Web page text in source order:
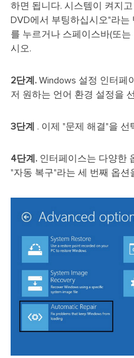
하면 됩니다. 시스템이 켜지
DVD에서 부팅하십시오"라는
를 누르거나 스페이스바(또
시오.
2단계.Windows 설정 인터페
저 원하는 언어 환경 설정을
3단계 . 이제 "문제 해결"을
4단계.인터페이스는 다양한
"자동 복구"라는 세 번째 옵션